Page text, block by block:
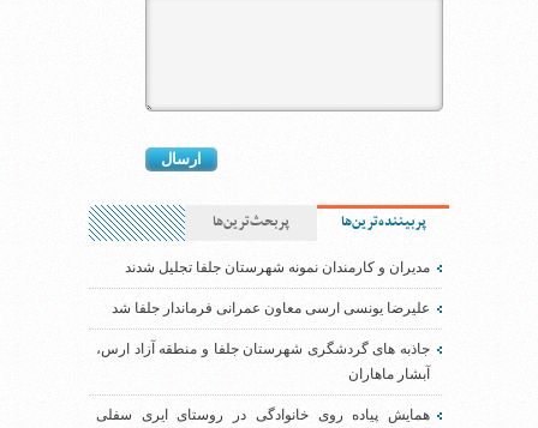
پربیننده‌ترین‌ها پربحث‌ترین‌ها
مدیران و کارمندان نمونه شهرستان جلفا تجلیل شدند
علیرضا یونسی ارسی معاون عمرانی فرماندار جلفا شد
جاذبه های گردشگری شهرستان جلفا و منطقه آزاد ارس،
آبشار ماهاران
همایش پیاده روی خانوادگی در روستای ایری سفلی